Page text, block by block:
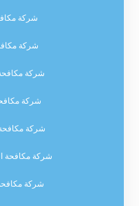
شركة
شركة
شركة
شركة
شركة
شركة مكافحة
شركة